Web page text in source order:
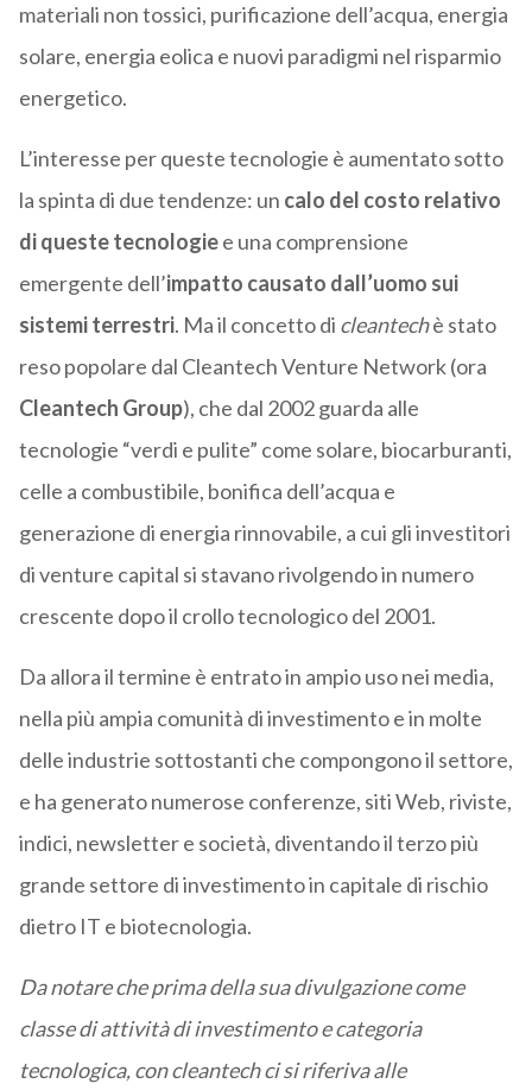
materiali non tossici, purificazione dell’acqua, energia
solare, energia eolica e nuovi paradigmi nel risparmio
energetico.
L’interesse per queste tecnologie è aumentato sotto
la spinta di due tendenze: un calo del costo relativo
di queste tecnologiee una comprensione
emergente dell’impatto causato dall’uomo sui
sistemi terrestri. Ma il concetto di cleantechè stato
reso popolare dal Cleantech Venture Network(ora
Cleantech Group), che dal 2002guarda alle
tecnologie “verdi e pulite” come solare, biocarburanti,
celle a combustibile, bonifica dell’acqua e
generazione di energia rinnovabile, a cui gli investitori
di venture capital si stavano rivolgendo in numero
crescente dopo il crollo tecnologico del 2001.
Da allora il termine è entrato in ampio uso nei media,
nella più ampia comunità di investimento e in molte
delle industrie sottostanti che compongono il settore,
e ha generato numerose conferenze, siti Web, riviste,
indici, newsletter e società, diventando il terzo più
grande settore di investimento in capitale di rischio
dietro IT e biotecnologia.
Da notare che prima della sua divulgazione come
classe di attività di investimento e categoria
tecnologica, con cleantech ci si riferiva alle